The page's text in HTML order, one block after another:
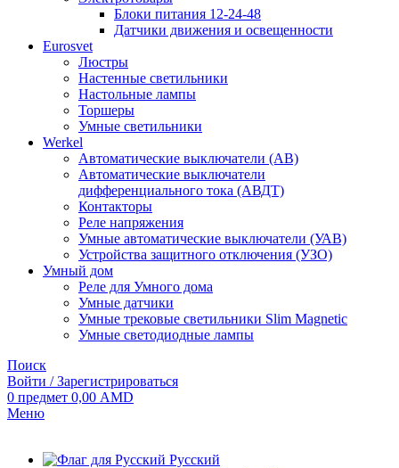
Блоки питания 12-24-48
Датчики движения и освещенности
Eurosvet
Люстры
Настенные светильники
Настольные лампы
Торшеры
Умные светильники
Werkel
Автоматические выключатели (АВ)
Автоматические выключатели
дифференциального тока (АВДТ)
Контакторы
Реле напряжения
Умные автоматические выключатели (УАВ)
Устройства защитного отключения (УЗО)
Умный дом
Реле для Умного дома
Умные датчики
Умные трековые светильники Slim Magnetic
Умные светодиодные лампы
Поиск
Войти / Зарегистрироваться
0 предмет 0,00 AMD
Меню
Русский